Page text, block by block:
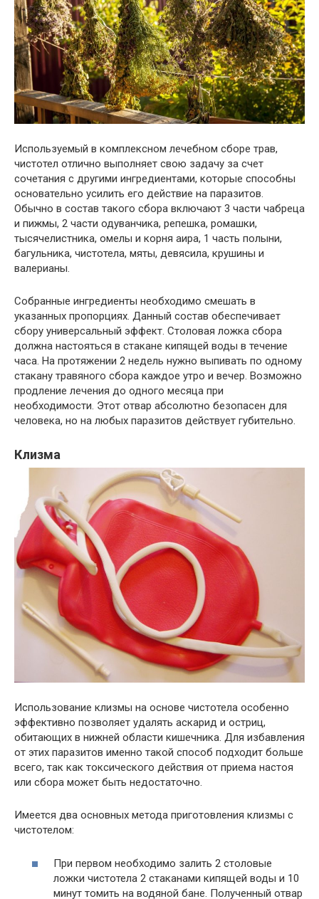
Используемый в комплексном лечебном сборе трав,
чистотел отлично выполняет свою задачу за счет
сочетания с другими ингредиентами, которые способны
основательно усилить его действие на паразитов.
Обычно в состав такого сбора включают 3 части чабреца
и пижмы, 2 части одуванчика, репешка, ромашки,
тысячелистника, омелы и корня аира, 1 часть полыни,
багульника, чистотела, мяты, девясила, крушины и
валерианы.
Собранные ингредиенты необходимо смешать в
указанных пропорциях. Данный состав обеспечивает
сбору универсальный эффект. Столовая ложка сбора
должна настояться в стакане кипящей воды в течение
часа. На протяжении 2 недель нужно выпивать по одному
стакану травяного сбора каждое утро и вечер. Возможно
продление лечения до одного месяца при
необходимости. Этот отвар абсолютно безопасен для
человека, но на любых паразитов действует губительно.
Клизма
Использование клизмы на основе чистотела особенно
эффективно позволяет удалять аскарид и остриц,
обитающих в нижней области кишечника. Для избавления
от этих паразитов именно такой способ подходит больше
всего, так как токсического действия от приема настоя
или сбора может быть недостаточно.
Имеется два основных метода приготовления клизмы с
чистотелом:
При первом необходимо залить 2 столовые
ложки чистотела 2 стаканами кипящей воды и 10
минут томить на водяной бане. Полученный отвар